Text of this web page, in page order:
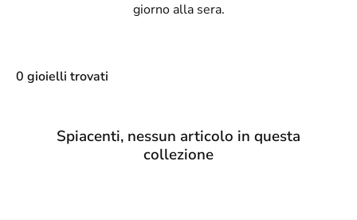
giorno alla sera.
0 gioielli trovati
Spiacenti, nessun articolo in questa
collezione